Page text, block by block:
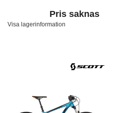
Pris saknas
Visa lagerinformation